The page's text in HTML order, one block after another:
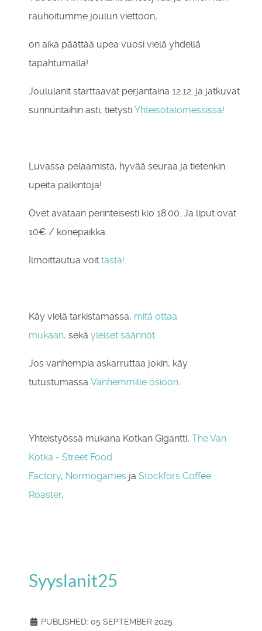
rauhoitumme joulun viettoon,
on aika päättää upea vuosi vielä yhdellä
tapahtumalla!
Joululanit starttaavat perjantaina 12.12. ja jatkuvat
sunnuntaihin asti, tietysti Yhteisötalomessissä!
Luvassa pelaamista, hyvää seuraa ja tietenkin
upeita palkintoja!
Ovet avataan perinteisesti klo 18.00. Ja liput ovat
10€ / konepaikka.
Ilmoittautua voit tästä!
Käy vielä tarkistamassa, mitä ottaa
mukaan, sekä yleiset säännöt.
Jos vanhempia askarruttaa jokin, käy
tutustumassa Vanhemmille osioon.
Yhteistyössä mukana Kotkan Gigantti, The Van
Kotka - Street Food
Factory, Normogames ja Stockfors Coffee
Roaster.
Syyslanit25
PUBLISHED: 05 SEPTEMBER 2025